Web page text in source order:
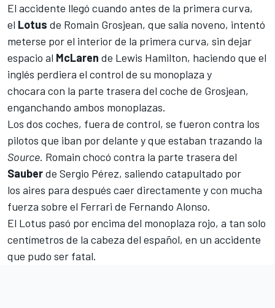
El accidente llegó cuando antes de la primera curva,
el Lotus de Romain Grosjean, que salía noveno, intentó
meterse por el interior de la primera curva, sin dejar
espacio al McLaren de Lewis Hamilton, haciendo que el
inglés perdiera el control de su monoplaza y
chocara con la parte trasera del coche de Grosjean,
enganchando ambos monoplazas.
Los dos coches, fuera de control, se fueron contra los
pilotos que iban por delante y que estaban trazando la
Source. Romain chocó contra la parte trasera del
Sauberde Sergio Pérez, saliendo catapultado por
los aires para después caer directamente y con mucha
fuerza sobre el Ferrari de Fernando Alonso.
El Lotus pasó por encima del monoplaza rojo, a tan solo
centímetros de la cabeza del español, en un accidente
que pudo ser fatal.